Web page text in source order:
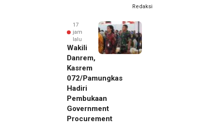
Redaksi
17
jam
lalu
Wakili
Danrem,
Kasrem
072/Pamungkas
Hadiri
Pembukaan
Government
Procurement